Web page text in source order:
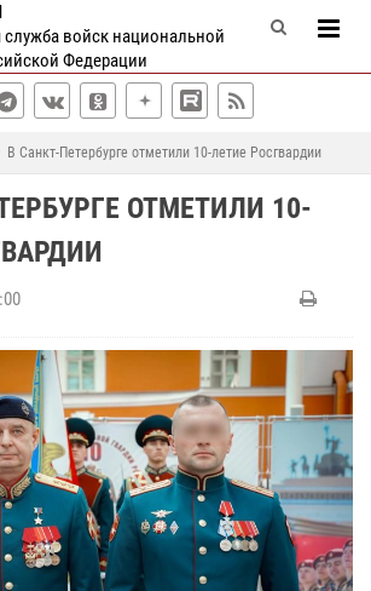
войск национальной
Федерации
В Санкт-Петербурге отметили 10-летие Росгвардии
ОТМЕТИЛИ 10-